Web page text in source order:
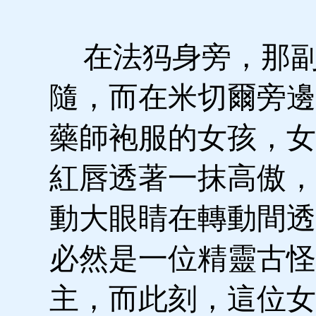
在法犸身旁，那
隨，而在米切爾旁
藥師袍服的女孩，
紅唇透著一抹高傲
動大眼睛在轉動間
必然是一位精靈古
主，而此刻，這位